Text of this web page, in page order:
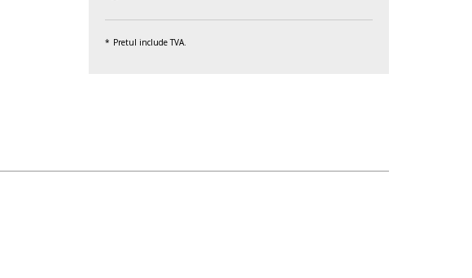
Pretul include TVA.